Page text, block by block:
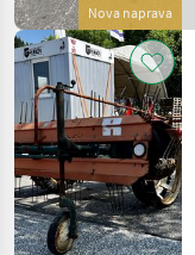
Nova naprava